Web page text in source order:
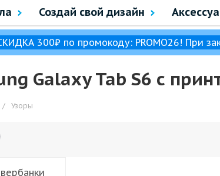
Создай свой дизайн
300₽ по промокоду: PROMO26! При
Galaxy Tab S6 с
/ Узоры